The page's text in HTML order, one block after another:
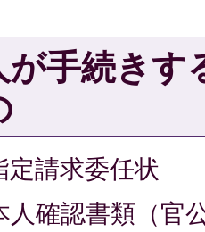
が手続きす
定請求委任状
人確認書類（官